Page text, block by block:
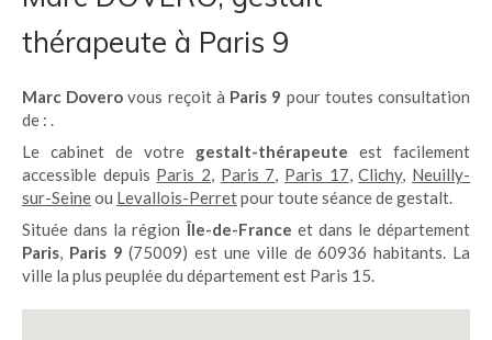
thérapeute à Paris 9
Marc Dovero vous reçoit à Paris 9 pour toutes consultation
de : .
Le cabinet de votre gestalt-thérapeute est facilement
accessible depuis Paris 2, Paris 7, Paris 17,Clichy, Neuilly-
sur-Seineou Levallois-Perretpour toute séance de gestalt.
Située dans la régionÎle-de-France et dans le département
Paris, Paris 9 (75009) est une ville de 60936 habitants. La
ville la plus peuplée du département est Paris 15.